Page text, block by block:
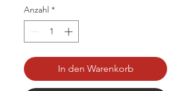
Anzahl *
In den Warenkorb